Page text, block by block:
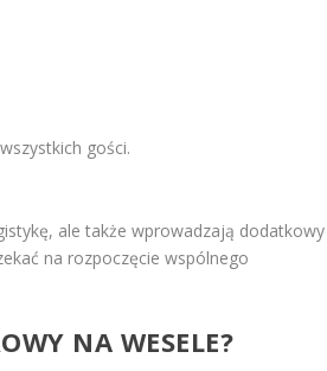
gości.
ale także wprowadzają dodatkowy
na rozpoczęcie wspólnego
NA WESELE?